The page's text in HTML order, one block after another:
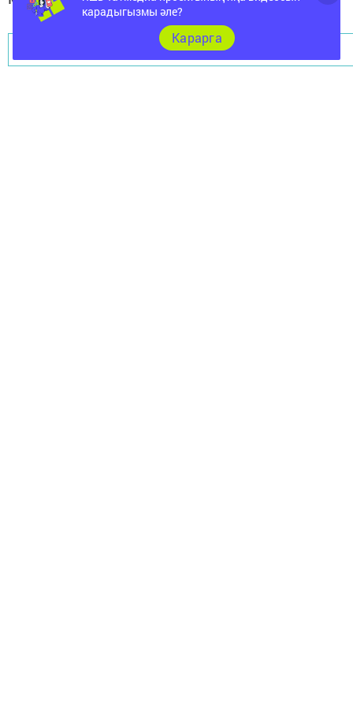
Перейти на страницу новости
карадыгызмы әле?
Карарга